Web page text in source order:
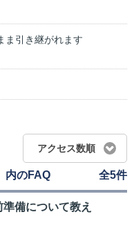
ま引き継がれます
アクセス数順
内のFAQ 全5件
備について教え